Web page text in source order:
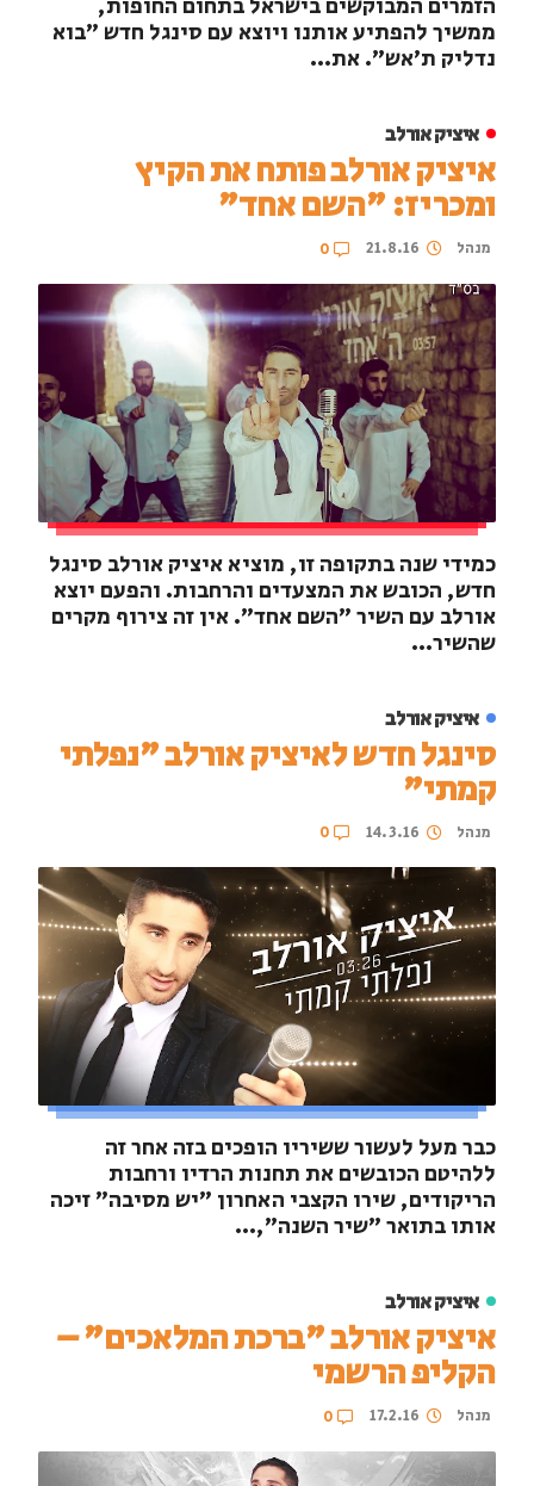
ממשיך להפתיע אותנו ויוצא עם סינגל חדש "בוא
נדליק ת'אש". את...
איציק אורלב
איציק אורלב פותח את הקיץ
ומכריז: "השם אחד"
מנהל 21.8.16
0
כמידי שנה בתקופה זו, מוציא איציק אורלב סינגל
חדש, הכובש את המצעדים והרחבות. והפעם יוצא
אורלב עם השיר "השם אחד". אין זה צירוף מקרים
שהשיר...
איציק אורלב
סינגל חדש לאיציק אורלב "נפלתי
קמתי"
מנהל 14.3.16
0
כבר מעל לעשור ששיריו הופכים בזה אחר זה
ללהיטם הכובשים את תחנות הרדיו ורחבות
הריקודים, שירו הקצבי האחרון "יש מסיבה" זיכה
אותו בתואר "שיר השנה",...
איציק אורלב
איציק אורלב "ברכת המלאכים" –
הקליפ הרשמי
מנהל 17.2.16
0